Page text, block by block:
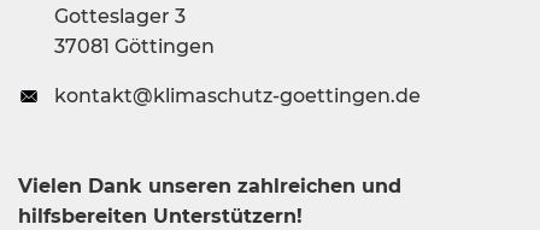
Gotteslager 3
37081 Göttingen
kontakt@klimaschutz-goettingen.de
Vielen Dank unseren zahlreichen und
hilfsbereiten Unterstützern!